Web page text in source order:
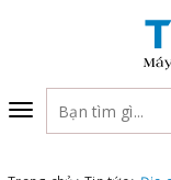
Toggle
navigation